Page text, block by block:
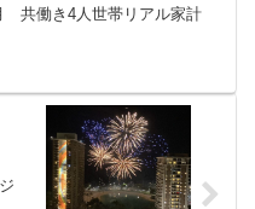
共働き4人世帯リアル家計
ジ